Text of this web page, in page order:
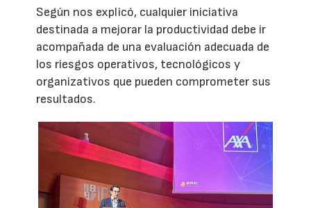
Según nos explicó, cualquier iniciativa
destinada a mejorar la productividad debe ir
acompañada de una evaluación adecuada de
los riesgos operativos, tecnológicos y
organizativos que pueden comprometer sus
resultados.